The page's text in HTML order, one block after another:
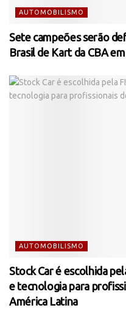
AUTOMOBILISMO
Sete campeões serão
Brasil de Kart da CBA
AUTOMOBILISMO
Stock Car é escolhida
e tecnologia para
América Latina